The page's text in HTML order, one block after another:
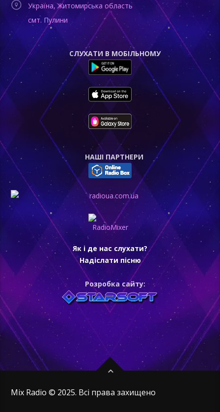
Україна, Житомирська область
смт. Пулини
СЛУХАТИ В МОБІЛЬНОМУ
НАШI ПАРТНЕРИ
Як і де нас слухати?
Надіслати пісню
Розробка сайту:
Mix Radio © 2025. Всі права захищено